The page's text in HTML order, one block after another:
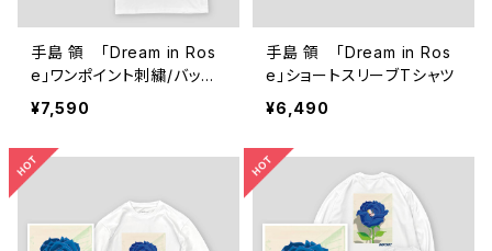
手島 領 「Dream in Ros
e」ワンポイント刺繍/バック
プリント ショートスリーブT
シャツ
¥7,590
手島 領 「Dream in Ros
e」ショートスリーブTシャツ
¥6,490